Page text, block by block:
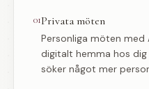
01Privata möten
Personliga möten med
digitalt hemma hos
söker något mer